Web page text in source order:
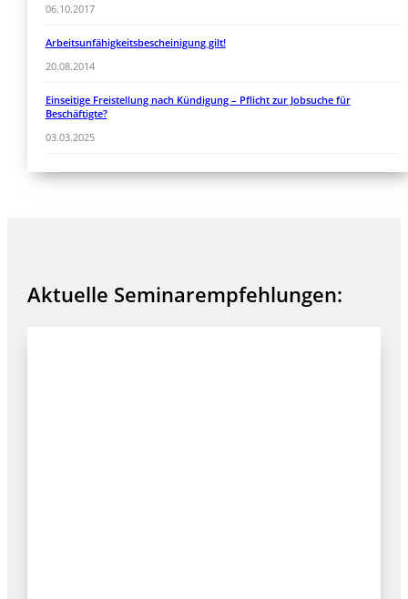
06.10.2017
Arbeitsunfähigkeitsbescheinigung gilt!
20.08.2014
Einseitige Freistellung nach Kündigung – Pflicht zur Jobsuche für
Beschäftigte?
03.03.2025
Aktuelle Seminarempfehlungen: